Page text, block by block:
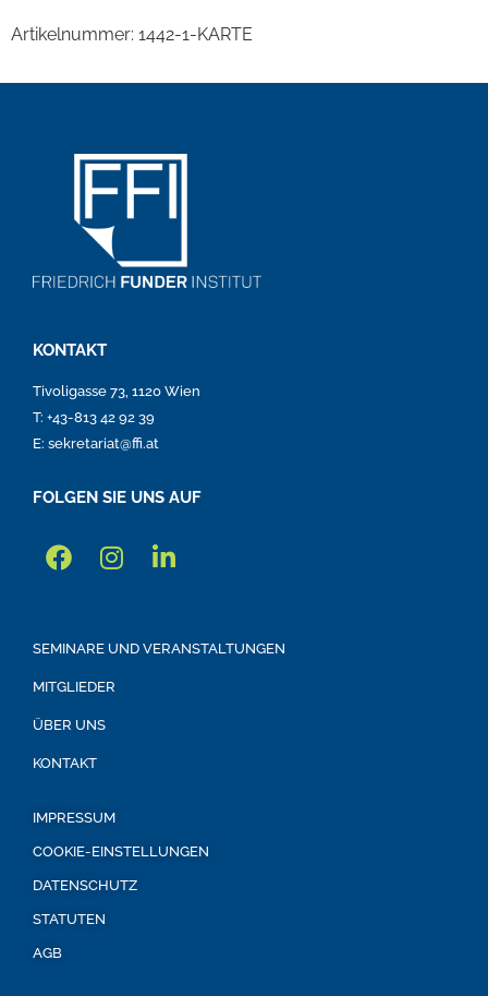
Artikelnummer: 1442-1-KARTE
KONTAKT
Tivoligasse 73, 1120 Wien
T: +43-813 42 92 39
E: sekretariat@ffi.at
FOLGEN SIE UNS AUF
SEMINARE UND VERANSTALTUNGEN
MITGLIEDER
ÜBER UNS
KONTAKT
IMPRESSUM
COOKIE-EINSTELLUNGEN
DATENSCHUTZ
STATUTEN
AGB